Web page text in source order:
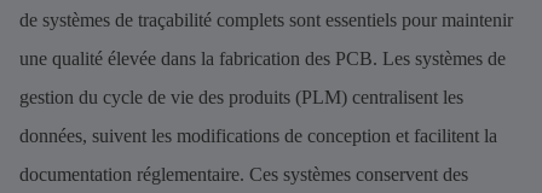
de systèmes de traçabilité complets sont essentiels pour maintenir
une qualité élevée dans la fabrication des PCB. Les systèmes de
gestion du cycle de vie des produits (PLM) centralisent les
données, suivent les modifications de conception et facilitent la
documentation réglementaire. Ces systèmes conservent des